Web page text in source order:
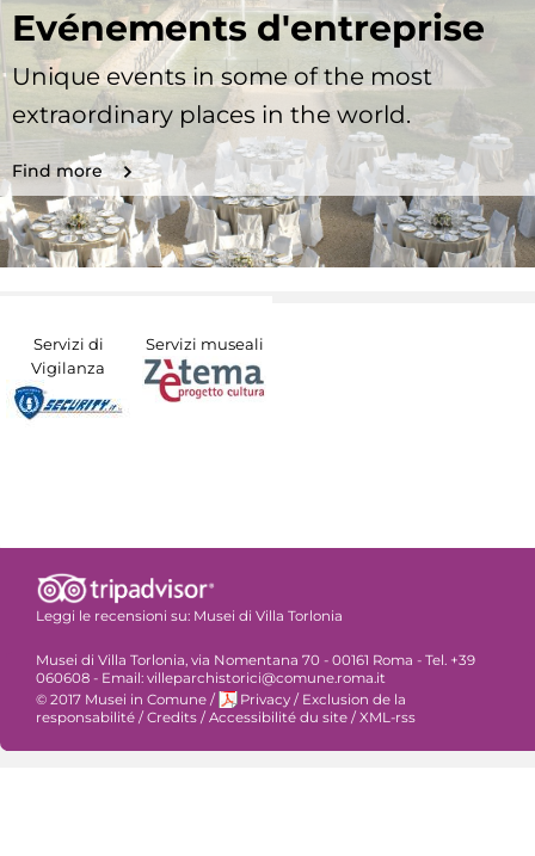
Evénements d'entreprise
Unique events in some of the most
extraordinary places in the world.
Find more
Servizi di
Vigilanza
Servizi museali
Leggi le recensioni su: Musei di Villa Torlonia
Musei di Villa Torlonia, via Nomentana 70 - 00161 Roma - Tel. +39
060608 - Email: villeparchistorici@comune.roma.it
© 2017 Musei in Comune / Privacy / Exclusion de la
responsabilité / Credits / Accessibilité du site / XML-rss